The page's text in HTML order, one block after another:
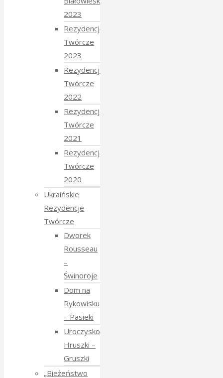
2023
Rezydencje
Twórcze
2023
Rezydencje
Twórcze
2022
Rezydencje
Twórcze
2021
Rezydencje
Twórcze
2020
Ukraińskie
Rezydencje
Twórcze
Dworek
Rousseau
–
Świnoroje
Dom na
Rykowisku
– Pasieki
Uroczysko
Hruszki –
Gruszki
„Bieżeństwo